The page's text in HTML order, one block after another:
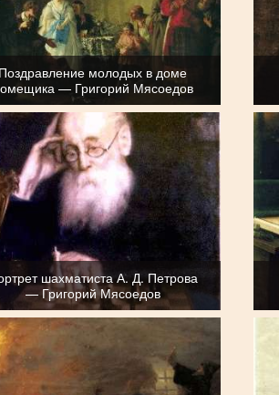
Поздравление молодых в доме
— Григорий Мясоедов
шахматиста А. Д. Петрова
— Григорий Мясоедов